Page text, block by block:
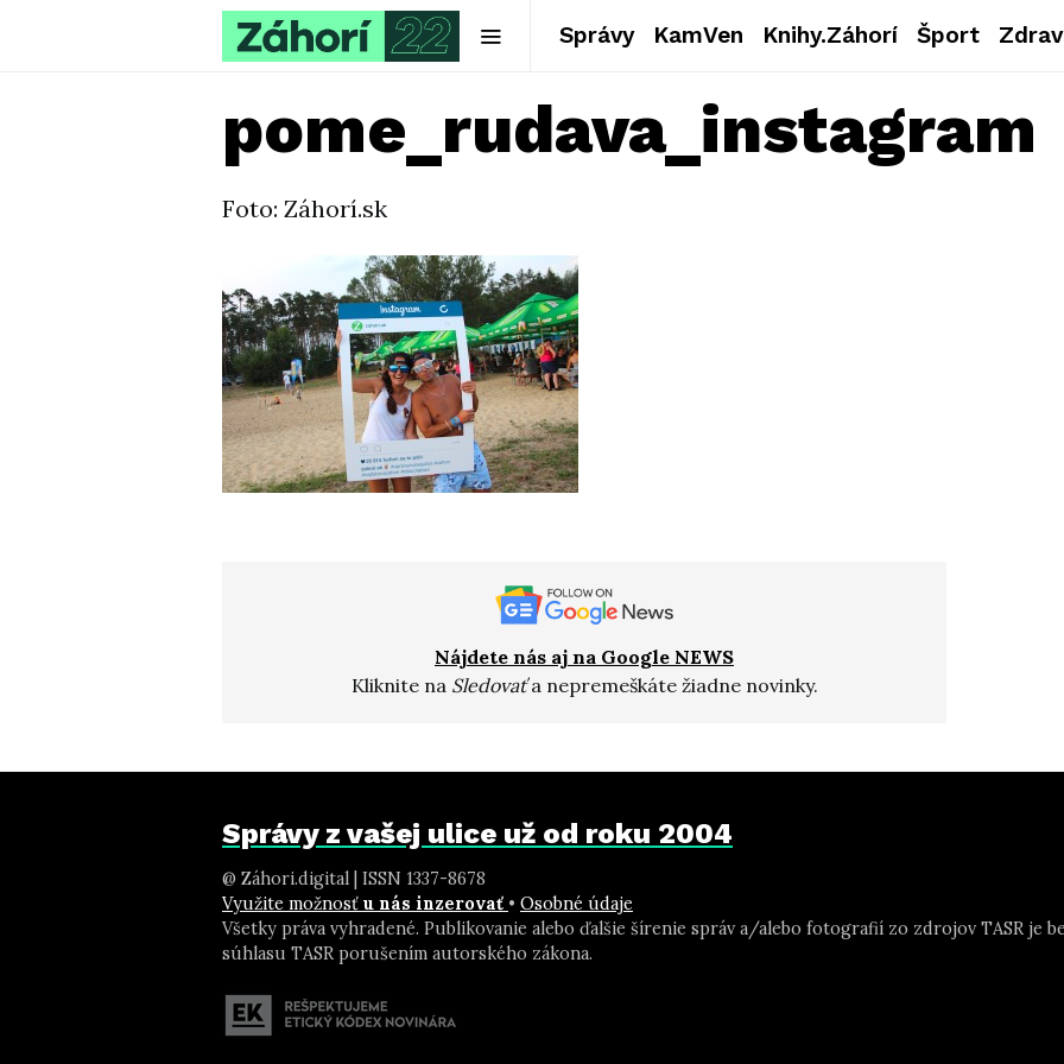
Správy KamVen Knihy.Záhorí Šport
pome_rudava_instagram
Foto: Záhorí.sk
Nájdete nás aj na Google NEWS
Kliknite na Sledovaťa nepremeškáte žiadne novinky.
Správy z vašej ulice už od roku 2004
@ Záhori.digital | ISSN 1337-8678
Využite možnosť u nás inzerovať • Osobné údaje
Všetky práva vyhradené. Publikovanie alebo ďalšie šírenie správ a/alebo fotografií zo zdrojov TASR je
súhlasu TASR porušením autorského zákona.